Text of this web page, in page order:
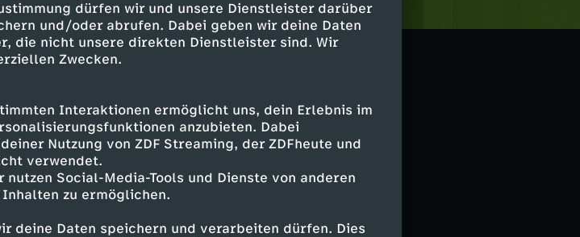
dürfen wir und unsere Dienstleister darüber
und/oder abrufen. Dabei geben wir deine Daten
die nicht unsere direkten Dienstleister sind. Wir
Zwecken.
Interaktionen ermöglicht uns, dein Erlebnis im
anzubieten. Dabei
Nutzung von ZDF Streaming, der ZDFheute und
verwendet.
nutzen Social-Media-Tools und Dienste von anderen
zu ermöglichen.
deine Daten speichern und verarbeiten dürfen. Dies